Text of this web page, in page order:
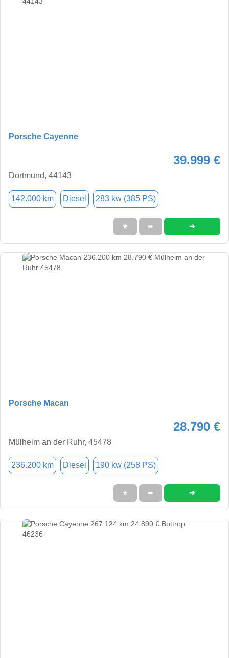
Porsche Cayenne
39.999 €
Dortmund, 44143
142.000 km Diesel 283 kw (385 PS)
★ ➦ ➜
Porsche Macan
28.790 €
Mülheim an der Ruhr, 45478
236.200 km Diesel 190 kw (258 PS)
★ ➦ ➜